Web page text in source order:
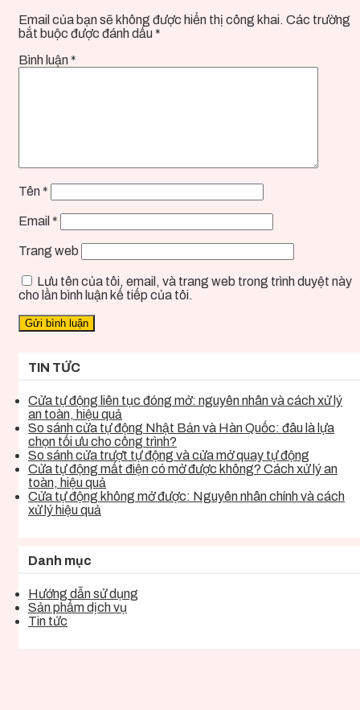
Email của bạn sẽ không được hiển thị công khai. Các trường
bắt buộc được đánh dấu *
Bình luận *
Tên *
Email *
Trang web
Lưu tên của tôi, email, và trang web trong trình duyệt này
cho lần bình luận kế tiếp của tôi.
TIN TỨC
Cửa tự động liên tục đóng mở: nguyên nhân và cách xử lý
an toàn, hiệu quả
So sánh cửa tự động Nhật Bản và Hàn Quốc: đâu là lựa
chọn tối ưu cho công trình?
So sánh cửa trượt tự động và cửa mở quay tự động
Cửa tự động mất điện có mở được không? Cách xử lý an
toàn, hiệu quả
Cửa tự động không mở được: Nguyên nhân chính và cách
xử lý hiệu quả
Danh mục
Hướng dẫn sử dụng
Sản phẩm dịch vụ
Tin tức